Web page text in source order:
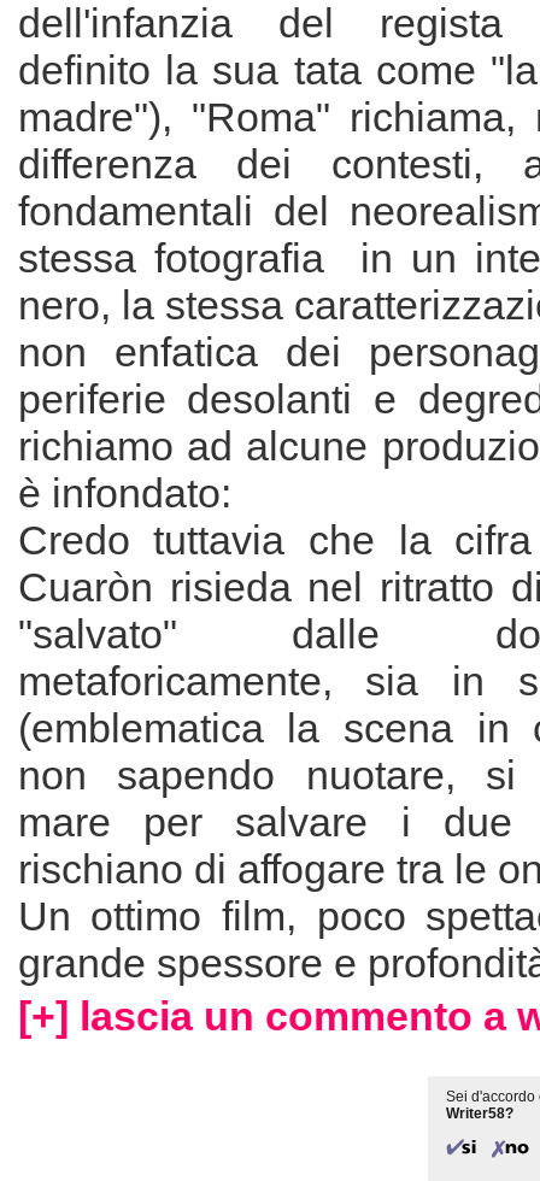
dell'infanzia del regista
definito la sua tata come
madre"), "Roma" richiama,
differenza dei contesti,
fondamentali del
stessa fotografia in un
nero, la stessa
non enfatica dei
periferie desolanti e
richiamo ad alcune
è infondato:
Credo tuttavia che la
Cuaròn risieda nel ritratto
"salvato" dalle
metaforicamente, sia in
(emblematica la scena in
non sapendo nuotare, si
mare per salvare i due
rischiano di affogare tra le
Un ottimo film, poco
grande spessore e
[+] lascia un commento a
Sei d'accordo
Writer58?